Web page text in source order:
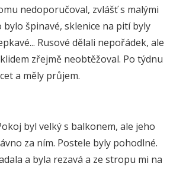
nedoporučoval, zvlášť s malými
bylo špinavé, sklenice na pití byly
Rusové dělali nepořádek, ale
zřejmě neobtěžoval. Po týdnu
a měly průjem.
byl velký s balkonem, ale jeho
za ním. Postele byly pohodlné.
a byla rezavá a ze stropu mi na